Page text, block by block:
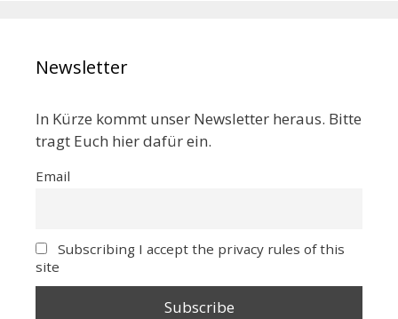
Newsletter
In Kürze kommt unser Newsletter heraus. Bitte
tragt Euch hier dafür ein.
Email
Subscribing I accept the privacy rules of this
site